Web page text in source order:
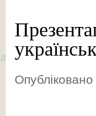
Опубліковано